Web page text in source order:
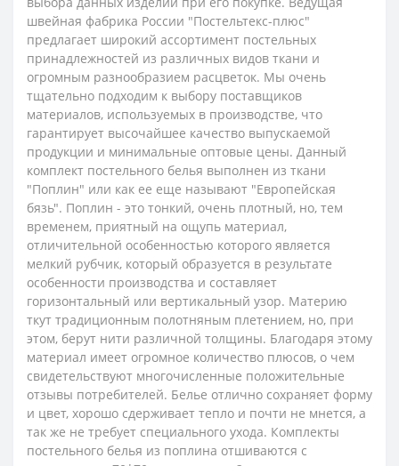
швейная фабрика России "Постельтекс-плюс"
предлагает широкий ассортимент постельных
принадлежностей из различных видов ткани и
огромным разнообразием расцветок. Мы очень
тщательно подходим к выбору поставщиков
материалов, используемых в производстве, что
гарантирует высочайшее качество выпускаемой
продукции и минимальные оптовые цены. Данный
комплект постельного белья выполнен из ткани
"Поплин" или как ее еще называют "Европейская
бязь". Поплин - это тонкий, очень плотный, но, тем
временем, приятный на ощупь материал,
отличительной особенностью которого является
мелкий рубчик, который образуется в результате
особенности производства и составляет
горизонтальный или вертикальный узор. Материю
ткут традиционным полотняным плетением, но, при
этом, берут нити различной толщины. Благодаря этому
материал имеет огромное количество плюсов, о чем
свидетельствуют многочисленные положительные
отзывы потребителей. Белье отлично сохраняет форму
и цвет, хорошо сдерживает тепло и почти не мнется, а
так же не требует специального ухода. Комплекты
постельного белья из поплина отшиваются с